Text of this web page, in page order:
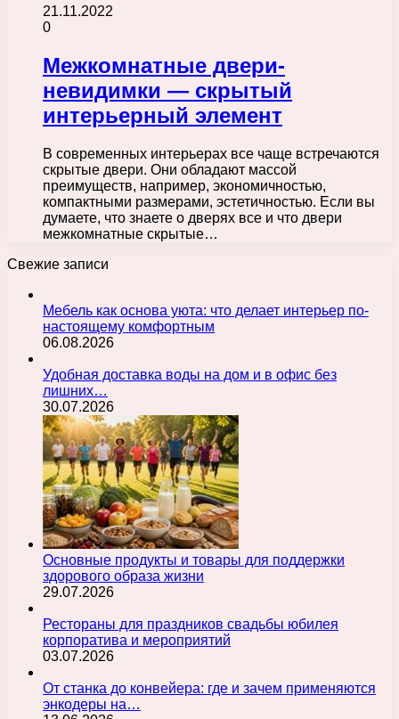
21.11.2022
0
Межкомнатные двери-
невидимки — скрытый
интерьерный элемент
В современных интерьерах все чаще встречаются
скрытые двери. Они обладают массой
преимуществ, например, экономичностью,
компактными размерами, эстетичностью. Если вы
думаете, что знаете о дверях все и что двери
межкомнатные скрытые…
Свежие записи
Мебель как основа уюта: что делает интерьер по-
настоящему комфортным
06.08.2026
Удобная доставка воды на дом и в офис без
лишних…
30.07.2026
Основные продукты и товары для поддержки
здорового образа жизни
29.07.2026
Рестораны для праздников свадьбы юбилея
корпоратива и мероприятий
03.07.2026
От станка до конвейера: где и зачем применяются
энкодеры на…